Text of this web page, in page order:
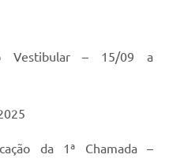
Vestibular – 15/09 a
da 1ª Chamada –